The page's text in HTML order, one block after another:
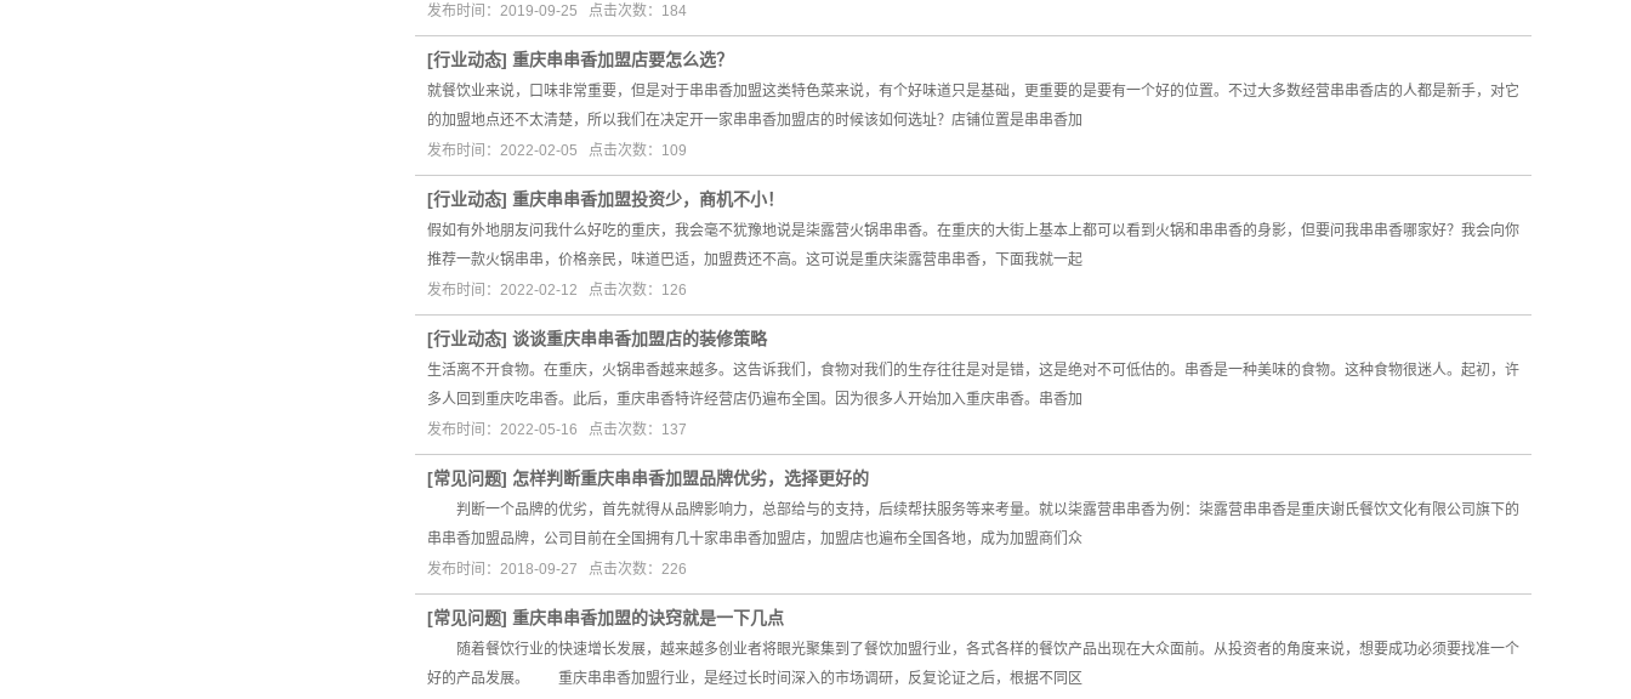
发布时间：2019-09-25 点击次数：184
[行业动态] 重庆串串香加盟店要怎么选？
就餐饮业来说，口味非常重要，但是对于串串香加盟这类特色菜来说，有个好味道只是基础，更重要的是要有一个好的位置。不过大多数经营串串香店的人都是新手，对它
的加盟地点还不太清楚，所以我们在决定开一家串串香加盟店的时候该如何选址？店铺位置是串串香加
发布时间：2022-02-05 点击次数：109
[行业动态] 重庆串串香加盟投资少，商机不小！
假如有外地朋友问我什么好吃的重庆，我会毫不犹豫地说是柒露营火锅串串香。在重庆的大街上基本上都可以看到火锅和串串香的身影，但要问我串串香哪家好？我会向你
推荐一款火锅串串，价格亲民，味道巴适，加盟费还不高。这可说是重庆柒露营串串香，下面我就一起
发布时间：2022-02-12 点击次数：126
[行业动态] 谈谈重庆串串香加盟店的装修策略
生活离不开食物。在重庆，火锅串香越来越多。这告诉我们，食物对我们的生存往往是对是错，这是绝对不可低估的。串香是一种美味的食物。这种食物很迷人。起初，许
多人回到重庆吃串香。此后，重庆串香特许经营店仍遍布全国。因为很多人开始加入重庆串香。串香加
发布时间：2022-05-16 点击次数：137
[常见问题] 怎样判断重庆串串香加盟品牌优劣，选择更好的
判断一个品牌的优劣，首先就得从品牌影响力，总部给与的支持，后续帮扶服务等来考量。就以柒露营串串香为例：柒露营串串香是重庆谢氏餐饮文化有限公司旗下的
串串香加盟品牌，公司目前在全国拥有几十家串串香加盟店，加盟店也遍布全国各地，成为加盟商们众
发布时间：2018-09-27 点击次数：226
[常见问题] 重庆串串香加盟的诀窍就是一下几点
随着餐饮行业的快速增长发展，越来越多创业者将眼光聚集到了餐饮加盟行业，各式各样的餐饮产品出现在大众面前。从投资者的角度来说，想要成功必须要找准一个
好的产品发展。 重庆串串香加盟行业，是经过长时间深入的市场调研，反复论证之后，根据不同区